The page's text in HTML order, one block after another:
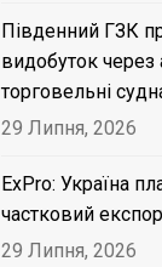
Південний ГЗК
видобуток
торговельні
29 Липня, 2026
ExPro: Україна
частковий
29 Липня, 2026